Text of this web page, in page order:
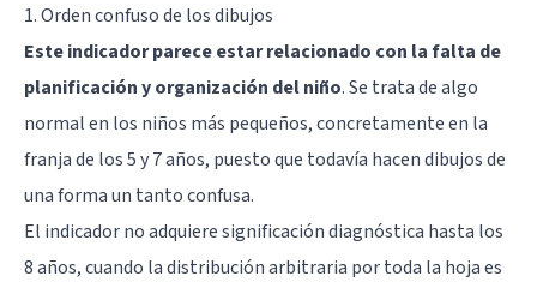
1. Orden confuso de los dibujos
Este indicador parece estar relacionado con la falta de
planificación y organización del niño. Se trata de algo
normal en los niños más pequeños, concretamente en la
franja de los 5 y 7 años, puesto que todavía hacen dibujos de
una forma un tanto confusa.
El indicador no adquiere significación diagnóstica hasta los
8 años, cuando la distribución arbitraria por toda la hoja es